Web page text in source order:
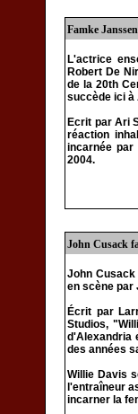
Famke
L'actrice
Robert De
de la 20th
succède ici à
Ecrit par Ari
réaction
incarnée par
2004.
John Cusack
John Cusack
en scène par
Écrit par
Studios,
d'Alexandria
des années
Willie Davis
l'entraîneur
incarner la